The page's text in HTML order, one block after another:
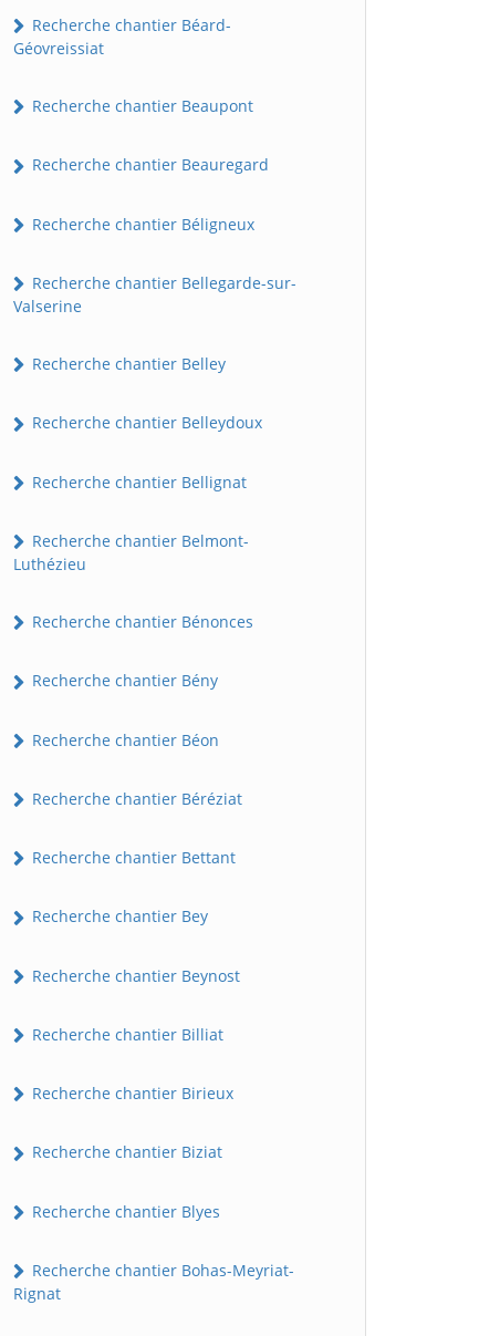
Recherche chantier Béard-
Géovreissiat
Recherche chantier Beaupont
Recherche chantier Beauregard
Recherche chantier Béligneux
Recherche chantier Bellegarde-sur-
Valserine
Recherche chantier Belley
Recherche chantier Belleydoux
Recherche chantier Bellignat
Recherche chantier Belmont-
Luthézieu
Recherche chantier Bénonces
Recherche chantier Bény
Recherche chantier Béon
Recherche chantier Béréziat
Recherche chantier Bettant
Recherche chantier Bey
Recherche chantier Beynost
Recherche chantier Billiat
Recherche chantier Birieux
Recherche chantier Biziat
Recherche chantier Blyes
Recherche chantier Bohas-Meyriat-
Rignat